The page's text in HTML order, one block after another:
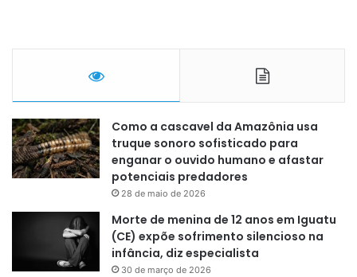
Como a cascavel da Amazônia usa
truque sonoro sofisticado para
enganar o ouvido humano e afastar
potenciais predadores
28 de maio de 2026
Morte de menina de 12 anos em Iguatu
(CE) expõe sofrimento silencioso na
infância, diz especialista
30 de março de 2026